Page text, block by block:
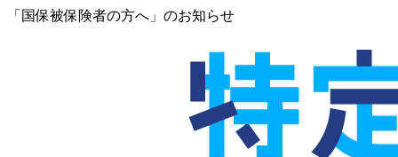
「国保被保険者の方へ」のお知らせ